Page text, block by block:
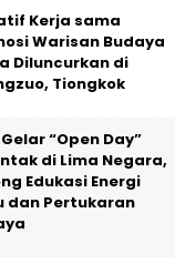
Kerja sama
Warisan Budaya
Diluncurkan di
Tiongkok
Gelar “Open Day”
di Lima Negara,
Edukasi Energi
dan Pertukaran